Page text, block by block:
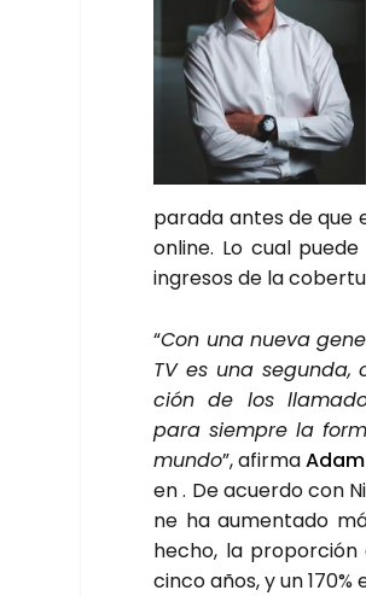
para­da antes de que
onli­ne. Lo cual
ingre­sos de la
“Con una nue­va
TV es una
ción de los
para siem­pre la
mun­do”, afir­ma
en . De acuer­do con
ne ha aumen­ta­do
hecho, la pro­por­ción
cin­co años, y un